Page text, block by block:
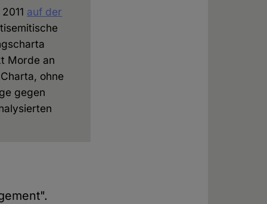
auf der
Morde an
ohne
gegen